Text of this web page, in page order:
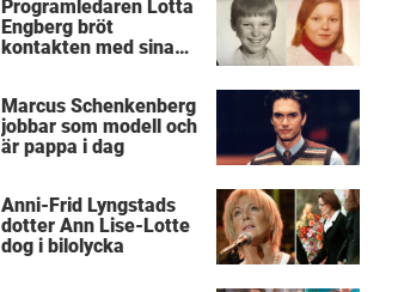
Programledaren Lotta
Engberg bröt
kontakten med sina
Marcus Schenkenberg
jobbar som modell och
är pappa i dag
Anni-Frid Lyngstads
dotter Ann Lise-Lotte
dog i bilolycka